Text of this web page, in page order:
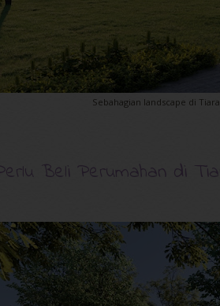
Sebahagian landscape di
Beli Perumahan di